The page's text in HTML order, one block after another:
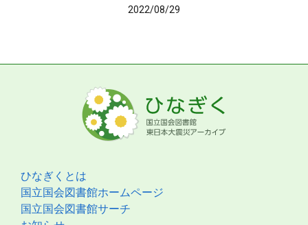
2022/08/29
ひなぎくとは
国立国会図書館ホームページ
国立国会図書館サーチ